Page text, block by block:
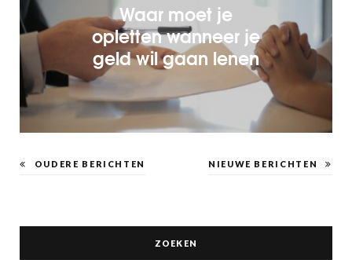
Waar moet je
opletten wanneer je
geld wil gaan lenen
OUDERE BERICHTEN NIEUWE BERICHTEN
ZOEKEN